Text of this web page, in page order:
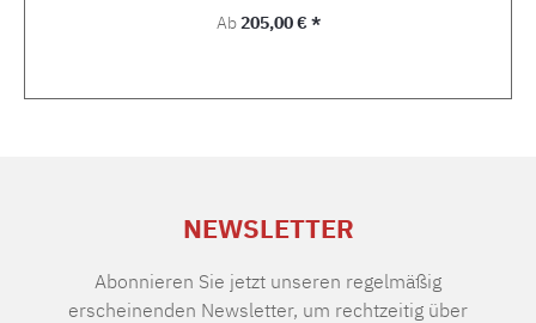
Regulärer Preis:
Ab205,00 € *
NEWSLETTER
Abonnieren Sie jetzt unseren regelmäßig
erscheinenden Newsletter, um rechtzeitig über